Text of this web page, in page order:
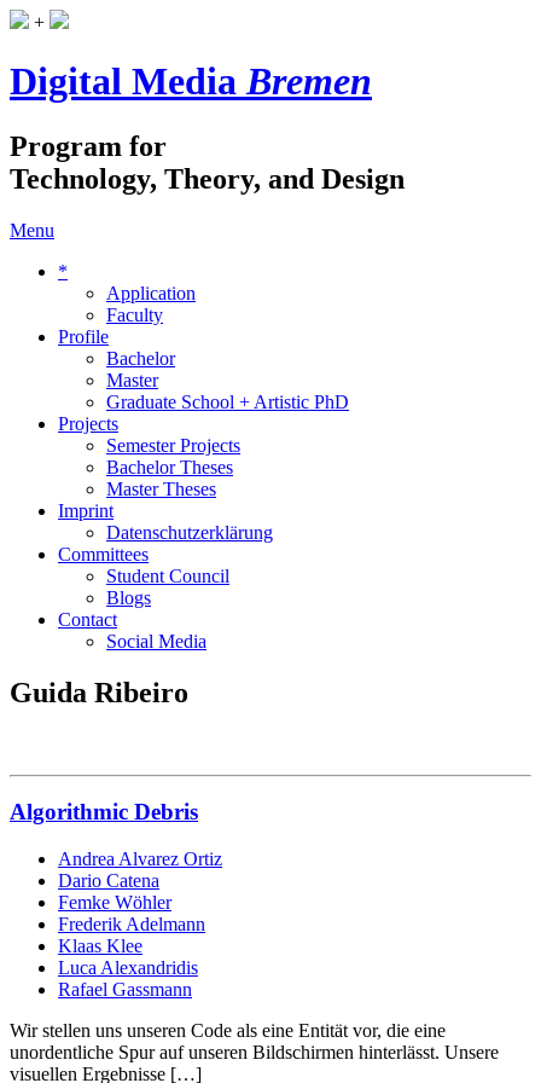
+
Digital MediaBremen
Program for
Technology, Theory, and Design
Menu
*
Application
Faculty
Profile
Bachelor
Master
Graduate School + Artistic PhD
Projects
Semester Projects
Bachelor Theses
Master Theses
Imprint
Datenschutzerklärung
Committees
Student Council
Blogs
Contact
Social Media
Guida Ribeiro
Algorithmic Debris
Andrea Alvarez Ortiz
Dario Catena
Femke Wöhler
Frederik Adelmann
Klaas Klee
Luca Alexandridis
Rafael Gassmann
Wir stellen uns unseren Code als eine Entität vor, die eine
unordentliche Spur auf unseren Bildschirmen hinterlässt. Unsere
visuellen Ergebnisse […]